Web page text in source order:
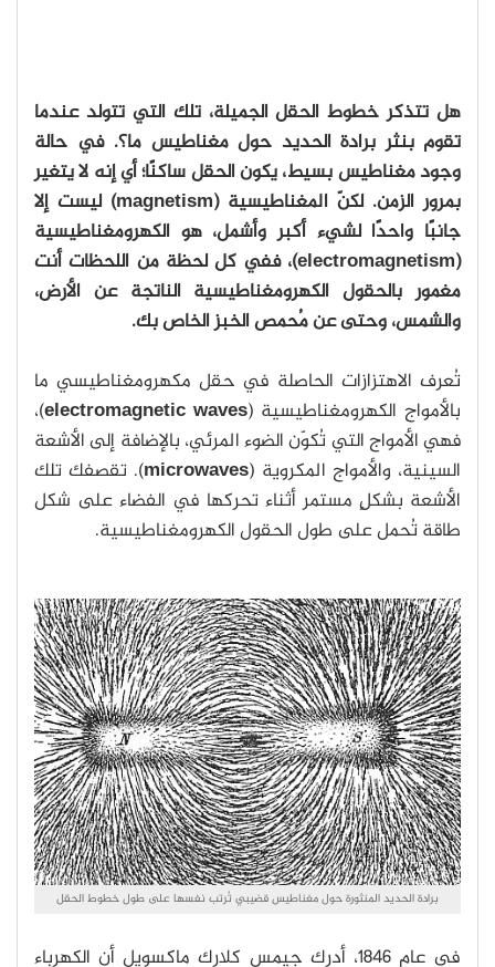
هل تتذكر خطوط الحقل الجميلة، تلك التي تتولد عندما
تقوم بنثر برادة الحديد حول مغناطيس ما؟. في حالة
وجود مغناطيس بسيط، يكون الحقل ساكنًا؛ أي إنه لا يتغير
بمرور الزمن. لكنّ المغناطيسية (magnetism) ليست إلا
جانبًا واحدًا لشيء أكبر وأشمل، هو الكهرومغناطيسية
(electromagnetism)، ففي كل لحظة من اللحظات أنت
مغمور بالحقول الكهرومغناطيسية الناتجة عن الأرض،
والشمس، وحتى عن مُحمص الخبز الخاص بك.
تُعرف الاهتزازات الحاصلة في حقل مكهرومغناطيسي ما
بالأمواج الكهرومغناطيسية (electromagnetic waves)،
فهي الأمواج التي تُكوّن الضوء المرئي، بالإضافة إلى الأشعة
السينية، والأمواج المكروية (microwaves). تقصفك تلك
الأشعة بشكلٍ مستمر أثناء تحركها في الفضاء على شكل
طاقة تُحمل على طول الحقول الكهرومغناطيسية.
برادة الحديد المنثورة حول مغناطيس قضيبي تُرتب نفسها على طول خطوط الحقل
في عام 1846، أدرك جيمس كلارك ماكسويل أن الكهرباء